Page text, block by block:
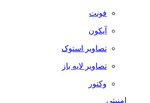
فونت
آیکون
تصاویر استوک
تصاویر لایه باز
وکتور